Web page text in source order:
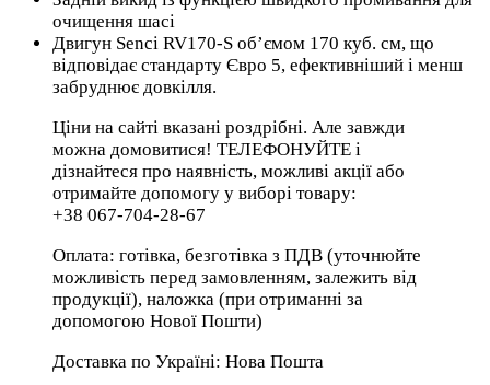
очищення шасі
Двигун Senci RV170-S об’ємом 170 куб. см, що
відповідає стандарту Євро 5, ефективніший і менш
забруднює довкілля.
Ціни на сайті вказані роздрібні. Але завжди
можна домовитися! ТЕЛЕФОНУЙТЕ і
дізнайтеся про наявність, можливі акції або
отримайте допомогу у виборі товару:
+38 067-704-28-67
Оплата: готівка, безготівка з ПДВ (уточнюйте
можливість перед замовленням, залежить від
продукції), наложка (при отриманні за
допомогою Нової Пошти)
Доставка по Україні: Нова Пошта